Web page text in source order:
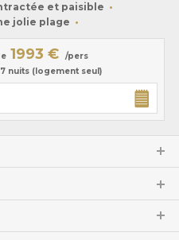
et paisible
jolie plage
1993 €
/pers
nuits (logement seul)